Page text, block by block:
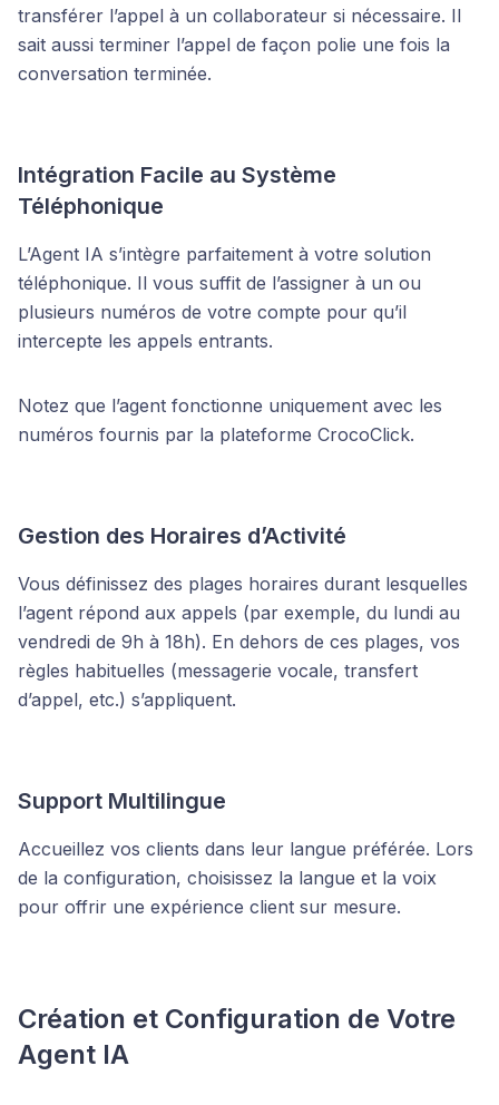
transférer l’appel à un collaborateur si nécessaire. Il
sait aussi terminer l’appel de façon polie une fois la
conversation terminée.
Intégration Facile au Système
Téléphonique
L’Agent IA s’intègre parfaitement à votre solution
téléphonique. Il vous suffit de l’assigner à un ou
plusieurs numéros de votre compte pour qu’il
intercepte les appels entrants.
Notez que l’agent fonctionne uniquement avec les
numéros fournis par la plateforme CrocoClick.
Gestion des Horaires d’Activité
Vous définissez des plages horaires durant lesquelles
l’agent répond aux appels (par exemple, du lundi au
vendredi de 9h à 18h). En dehors de ces plages, vos
règles habituelles (messagerie vocale, transfert
d’appel, etc.) s’appliquent.
Support Multilingue
Accueillez vos clients dans leur langue préférée. Lors
de la configuration, choisissez la langue et la voix
pour offrir une expérience client sur mesure.
Création et Configuration de Votre
Agent IA